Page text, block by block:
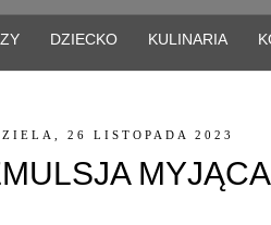
DZIECKO KULINARIA
26 LISTOPADA 2023